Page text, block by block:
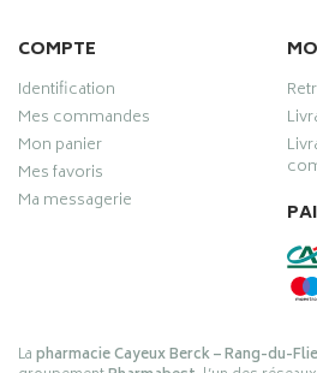
COMPTE
Identification
Mes commandes
Mon panier
Mes favoris
Ma messagerie
Lapharmacie Cayeux Berck – Rang-du-